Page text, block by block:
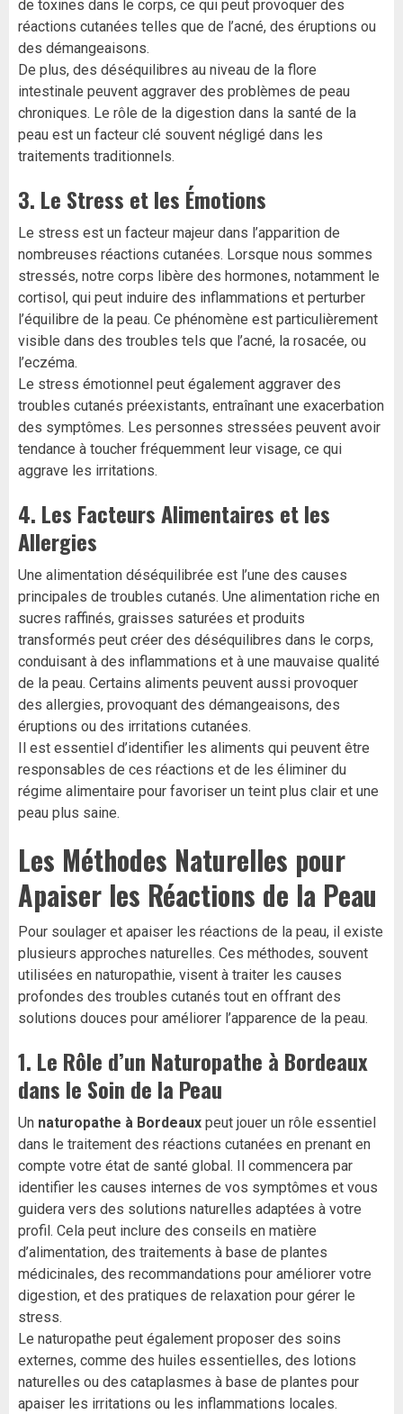
de toxines dans le corps, ce qui peut provoquer des
réactions cutanées telles que de l’acné, des éruptions ou
des démangeaisons.
De plus, des déséquilibres au niveau de la flore
intestinale peuvent aggraver des problèmes de peau
chroniques. Le rôle de la digestion dans la santé de la
peau est un facteur clé souvent négligé dans les
traitements traditionnels.
3. Le Stress et les Émotions
Le stress est un facteur majeur dans l’apparition de
nombreuses réactions cutanées. Lorsque nous sommes
stressés, notre corps libère des hormones, notamment le
cortisol, qui peut induire des inflammations et perturber
l’équilibre de la peau. Ce phénomène est particulièrement
visible dans des troubles tels que l’acné, la rosacée, ou
l’eczéma.
Le stress émotionnel peut également aggraver des
troubles cutanés préexistants, entraînant une exacerbation
des symptômes. Les personnes stressées peuvent avoir
tendance à toucher fréquemment leur visage, ce qui
aggrave les irritations.
4. Les Facteurs Alimentaires et les
Allergies
Une alimentation déséquilibrée est l’une des causes
principales de troubles cutanés. Une alimentation riche en
sucres raffinés, graisses saturées et produits
transformés peut créer des déséquilibres dans le corps,
conduisant à des inflammations et à une mauvaise qualité
de la peau. Certains aliments peuvent aussi provoquer
des allergies, provoquant des démangeaisons, des
éruptions ou des irritations cutanées.
Il est essentiel d’identifier les aliments qui peuvent être
responsables de ces réactions et de les éliminer du
régime alimentaire pour favoriser un teint plus clair et une
peau plus saine.
Les Méthodes Naturelles pour
Apaiser les Réactions de la Peau
Pour soulager et apaiser les réactions de la peau, il existe
plusieurs approches naturelles. Ces méthodes, souvent
utilisées en naturopathie, visent à traiter les causes
profondes des troubles cutanés tout en offrant des
solutions douces pour améliorer l’apparence de la peau.
1. Le Rôle d’un Naturopathe à Bordeaux
dans le Soin de la Peau
Un naturopathe à Bordeaux peut jouer un rôle essentiel
dans le traitement des réactions cutanées en prenant en
compte votre état de santé global. Il commencera par
identifier les causes internes de vos symptômes et vous
guidera vers des solutions naturelles adaptées à votre
profil. Cela peut inclure des conseils en matière
d’alimentation, des traitements à base de plantes
médicinales, des recommandations pour améliorer votre
digestion, et des pratiques de relaxation pour gérer le
stress.
Le naturopathe peut également proposer des soins
externes, comme des huiles essentielles, des lotions
naturelles ou des cataplasmes à base de plantes pour
apaiser les irritations ou les inflammations locales.